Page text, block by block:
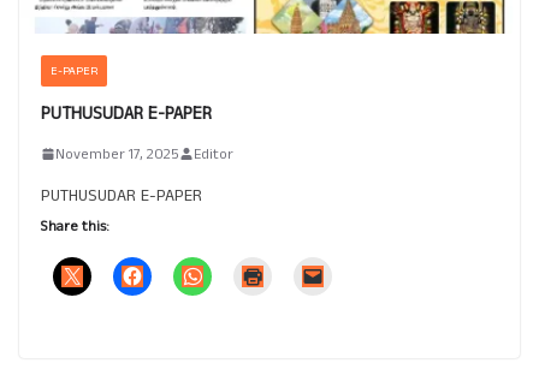
E-PAPER
PUTHUSUDAR E-PAPER
November 17, 2025 Editor
PUTHUSUDAR E-PAPER
Share this: